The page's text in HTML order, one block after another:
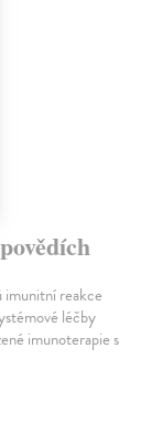
reakce
léčby
imunoterapie s